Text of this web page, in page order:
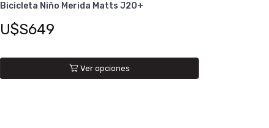
Bicicleta Niño Merida Matts J20+
U$S649
Ver opciones